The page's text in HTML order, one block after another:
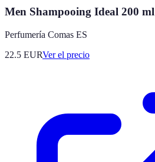
Men Shampooing Ideal 200 ml
Perfumería Comas ES
22.5 EURVer el precio